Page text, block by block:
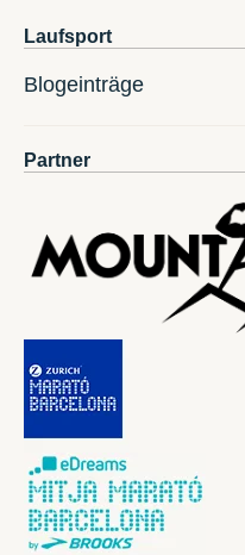
Laufsport
Blogeinträge
Partner